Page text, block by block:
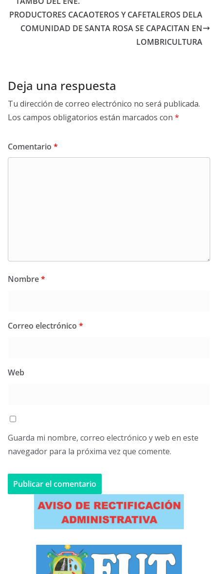
PRODUCTORES CACAOTEROS Y CAFETALEROS DELA
COMUNIDAD DE SANTA ROSA SE CAPACITAN EN
LOMBRICULTURA
Deja una respuesta
Tu dirección de correo electrónico no será publicada.
Los campos obligatorios están marcados con *
Comentario *
Nombre*
Correo electrónico *
Web
Guarda mi nombre, correo electrónico y web en este
navegador para la próxima vez que comente.